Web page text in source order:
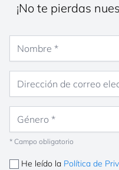
¡No te pierdas
* Campo obligatorio
He leído la Política de